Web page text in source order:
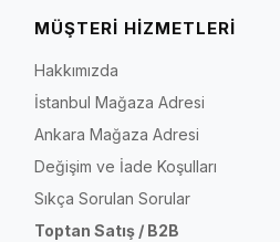
MÜŞTERİ HİZMETLERİ
Hakkımızda
İstanbul Mağaza Adresi
Ankara Mağaza Adresi
Değişim ve İade Koşulları
Sıkça Sorulan Sorular
Toptan Satış / B2B